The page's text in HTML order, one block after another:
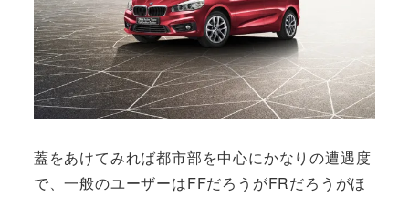
蓋をあけてみれば都市部を中心にかなりの遭遇度
で、一般のユーザーはFFだろうがFRだろうがほ